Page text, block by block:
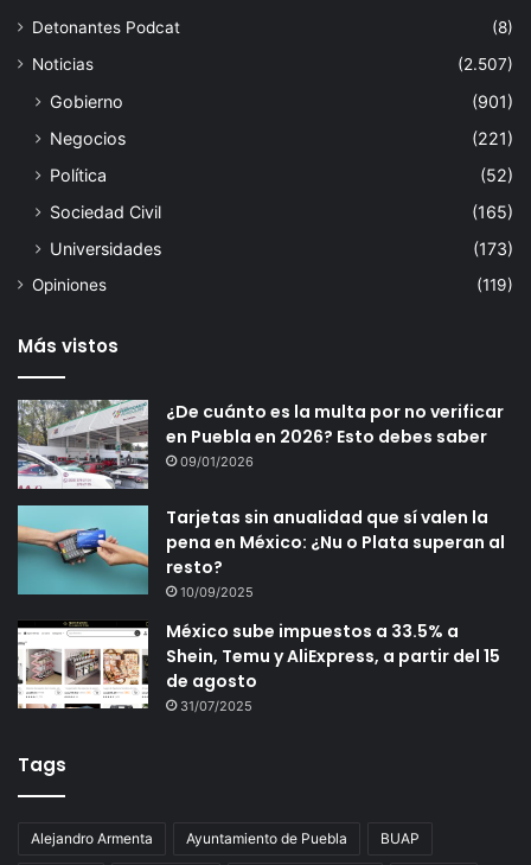
Detonantes Podcat
(8)
Noticias
(2.507)
Gobierno
(901)
Negocios
(221)
Política
(52)
Sociedad Civil
(165)
Universidades
(173)
Opiniones (119)
Más vistos
¿De cuánto es la multa por no verificar
en Puebla en 2026? Esto debes saber
09/01/2026
Tarjetas sin anualidad que sí valen la
pena en México: ¿Nu o Plata superan al
resto?
10/09/2025
México sube impuestos a 33.5% a
Shein, Temu y AliExpress, a partir del 15
de agosto
31/07/2025
Tags
Alejandro Armenta Ayuntamiento de Puebla BUAP